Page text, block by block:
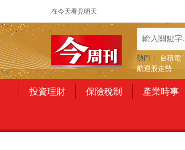
在今天看見明天
熱門： 台積電
航運股走勢
投資理財 保險稅制 產業時事